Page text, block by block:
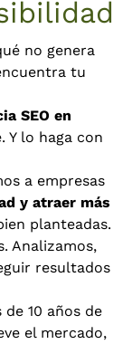
no genera
tu
SEO en
Y lo haga con
a empresas
y atraer más
planteadas.
Analizamos,
resultados
de 10 años de
el mercado,